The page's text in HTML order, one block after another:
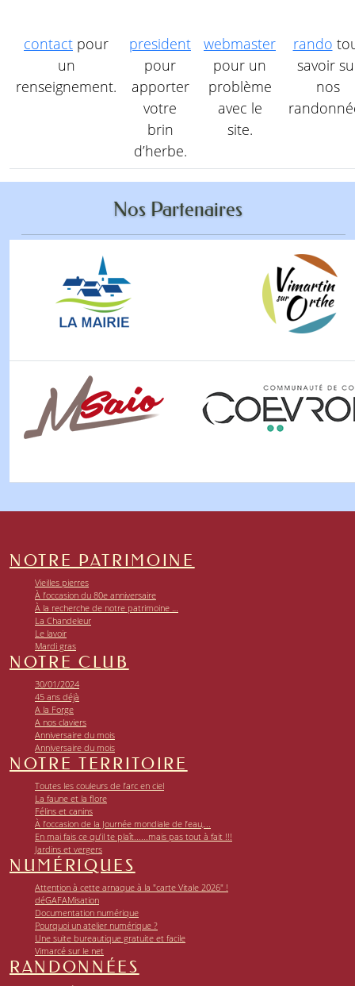
contact pour
un
renseignement.
president
pour
apporter
votre
brin
d’herbe.
webmaster
pour un
problème
avec le
site.
rando
savoir
nos
Nos Partenaires
NOTRE PATRIMOINE
Vieilles pierres
À l’occasion du 80e anniversaire
À la recherche de notre patrimoine …
La Chandeleur
Le lavoir
Mardi gras
NOTRE CLUB
30/01/2024
45 ans déjà
A la Forge
A nos claviers
Anniversaire du mois
Anniversaire du mois
NOTRE TERRITOIRE
Toutes les couleurs de l’arc en ciel
La faune et la flore
Félins et canins
À l’occasion de la Journée mondiale de l’eau,...
En mai fais ce qu’il te plaît......mais pas tout à fait !!!
Jardins et vergers
NUMÉRIQUES
Attention à cette arnaque à la "carte Vitale 2026" !
déGAFAMisation
Documentation numérique
Pourquoi un atelier numérique ?
Une suite bureautique gratuite et facile
Vimarcé sur le net
RANDONNÉES